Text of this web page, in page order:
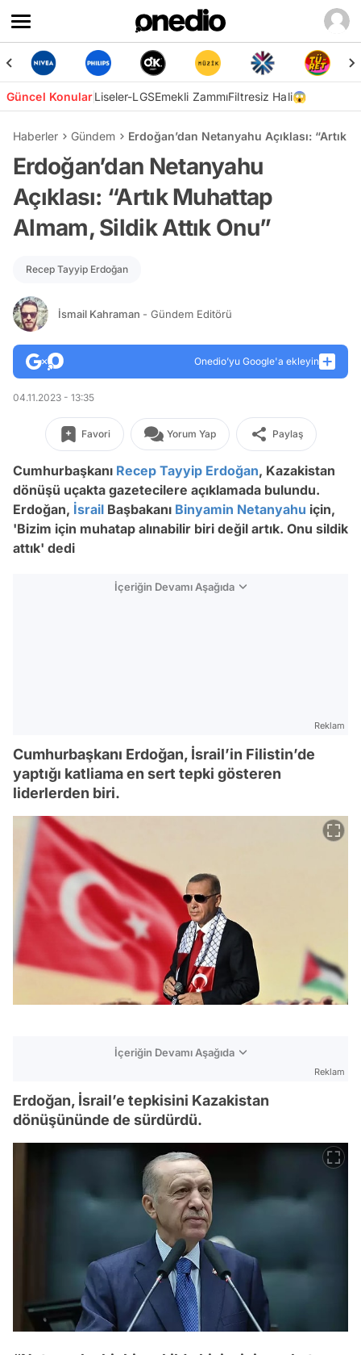
Güncel KonularLiseler-LGSEmekli ZammıFiltresiz Hali😱
Haberler Gündem Erdoğan’dan Netanyahu Açıklası: “Artık
Erdoğan’dan Netanyahu
Açıklası: “Artık Muhattap
Almam, Sildik Attık Onu”
Recep Tayyip Erdoğan
İsmail Kahraman - Gündem Editörü
Onedio’yu Google'a ekleyin
04.11.2023 - 13:35
Favori Yorum Yap Paylaş
Cumhurbaşkanı Recep Tayyip Erdoğan, Kazakistan
dönüşü uçakta gazetecilere açıklamada bulundu.
Erdoğan, İsrail Başbakanı Binyamin Netanyahu için,
'Bizim için muhatap alınabilir biri değil artık. Onu sildik
attık' dedi
İçeriğin Devamı Aşağıda
Reklam
Cumhurbaşkanı Erdoğan, İsrail’in Filistin’de
yaptığı katliama en sert tepki gösteren
liderlerden biri.
İçeriğin Devamı Aşağıda
Reklam
Erdoğan, İsrail’e tepkisini Kazakistan
dönüşününde de sürdürdü.